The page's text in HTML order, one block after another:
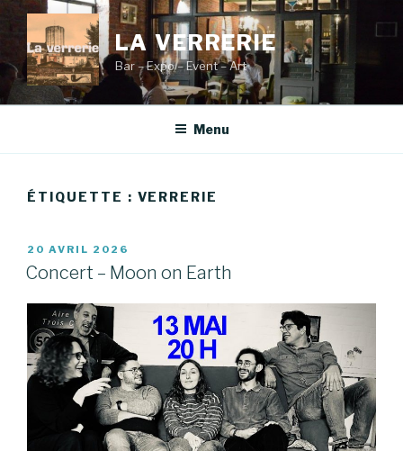
contenu
principal
LA VERRERIE
Bar – Expo – Event – Art
Menu
ÉTIQUETTE : VERRERIE
PUBLIÉ
LE
20 AVRIL 2026
Concert – Moon on Earth